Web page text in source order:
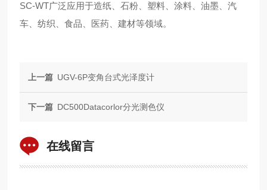
SC-WT广泛应用于造纸、石粉、塑料、涂料、油墨、汽
车、纺织、食品、医药、建材等领域。
上一篇 UGV-6P变角台式光泽度计
下一篇 DC500Datacorlor分光测色仪
在线留言